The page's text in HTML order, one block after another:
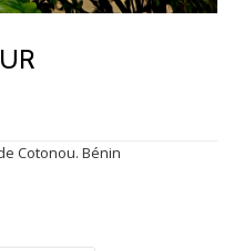
Cotonou. Bénin